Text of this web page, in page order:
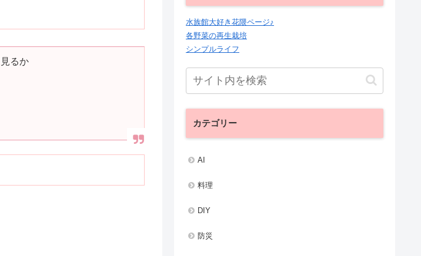
るか
水族館大好き花隈ページ♪
各野菜の再生栽培
シンプルライフ
カテゴリー
AI
料理
DIY
防災